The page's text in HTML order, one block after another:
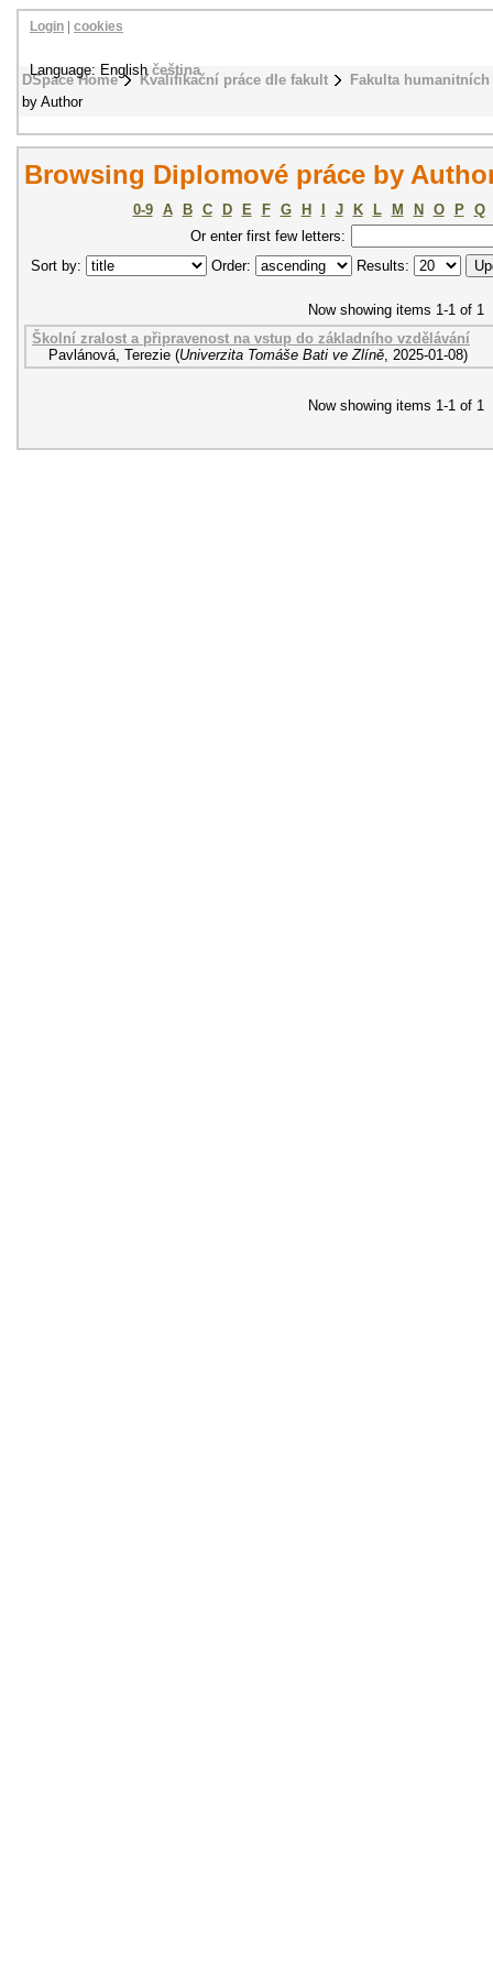
DSpace Home Kvalifikační práce dle fakult
Fakulta
by Author
Login cookies
Language: Englishčeština
Browsing Diplomové práce by
0-9 A B C D E F G H J K L M N O P
Q
Or enter first few letters:
Sort by:
Order: Results:
Now showing items 1-1 of 1
Školní zralost a připravenost na vstup do základního vzdělávání
Pavlánová, Terezie (Univerzita Tomáše Bati ve Zlíně, 2025-01-08)
Now showing items 1-1 of 1